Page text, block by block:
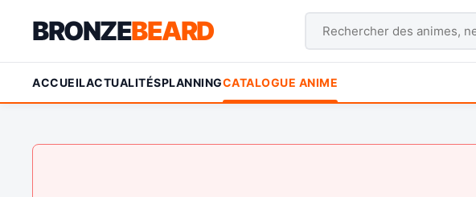
BRONZEBEARD
ACCUEILACTUALITÉSPLANNINGCATALOGUE ANIME